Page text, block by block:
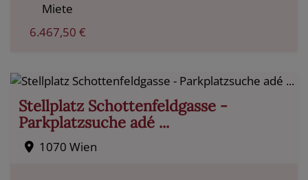
Miete
6.467,50 €
Stellplatz Schottenfeldgasse -
Parkplatzsuche adé ...
1070 Wien